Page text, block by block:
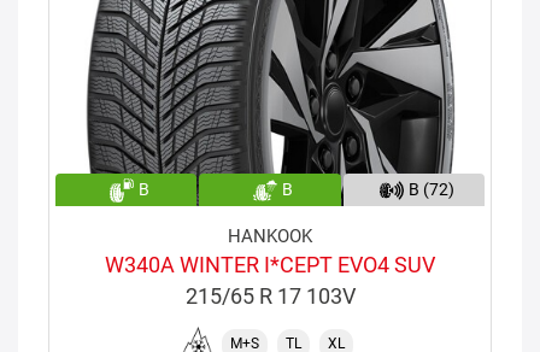
B B B (72)
HANKOOK
W340A WINTER I*CEPT EVO4 SUV
215/65 R 17 103V
M+S TL XL